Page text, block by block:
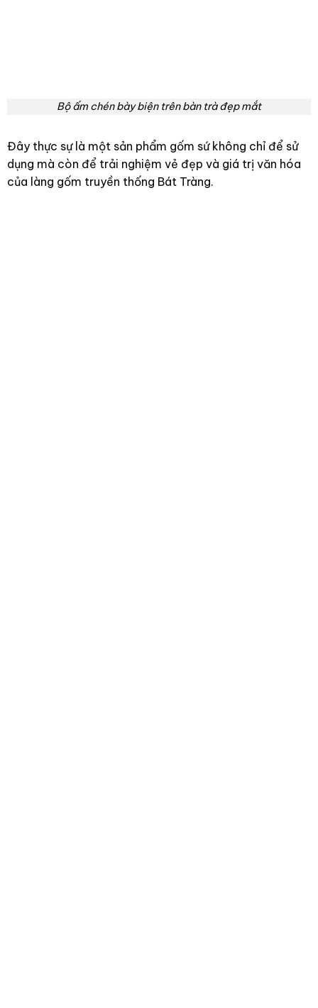
Bộ ấm chén bày biện trên bàn trà đẹp mắt
Đây thực sự là một sản phẩm gốm sứ không chỉ để sử
dụng mà còn để trải nghiệm vẻ đẹp và giá trị văn hóa
của làng gốm truyền thống Bát Tràng.